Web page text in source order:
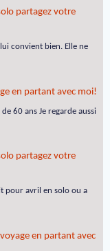
partagez votre
convient bien. Elle ne
en partant avec moi!
60 ans Je regarde aussi
partagez votre
pour avril en solo ou a
en partant avec